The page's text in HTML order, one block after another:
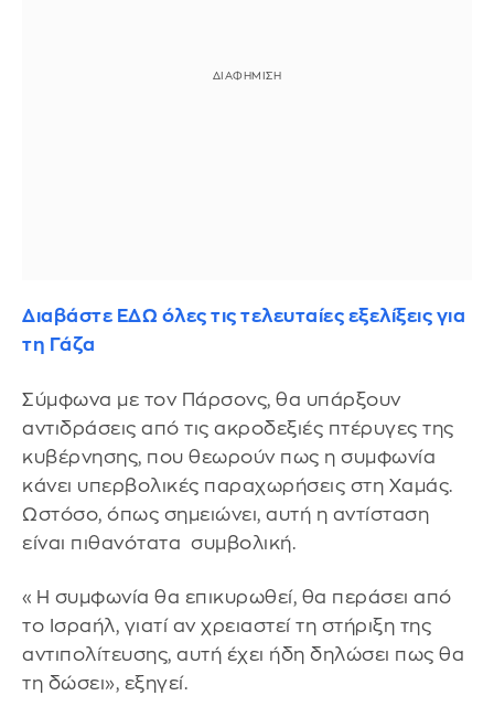
Διαβάστε ΕΔΩ όλες τις τελευταίες εξελίξεις για
τη Γάζα
Σύμφωνα με τον Πάρσονς, θα υπάρξουν
αντιδράσεις από τις ακροδεξιές πτέρυγες της
κυβέρνησης, που θεωρούν πως η συμφωνία
κάνει υπερβολικές παραχωρήσεις στη Χαμάς.
Ωστόσο, όπως σημειώνει, αυτή η αντίσταση
είναι πιθανότατα συμβολική.
«Η συμφωνία θα επικυρωθεί, θα περάσει από
το Ισραήλ, γιατί αν χρειαστεί τη στήριξη της
αντιπολίτευσης, αυτή έχει ήδη δηλώσει πως θα
τη δώσει», εξηγεί.